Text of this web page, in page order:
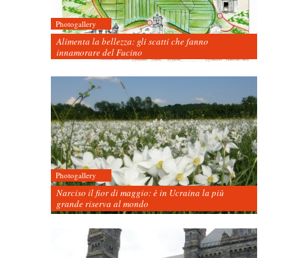
Photogallery
Alimenta la bellezza: gli scatti che fanno
innamorare del Fucino
Photogallery
Narciso il fior di maggio: è in Ucraina la più
grande riserva al mondo